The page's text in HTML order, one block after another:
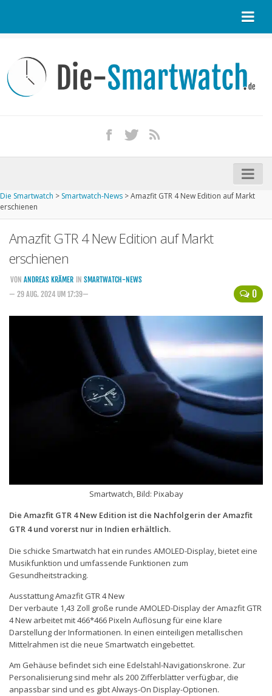
Kontakt / Tipp geben
Impressum
iPhone kaufen
Startseite
Kommende Smartwatches
Handytarife
BASE
Smartphonetarife
Datentarife
Smartphonetarife
Prepaid-Tarife
Mobilfunk-Tarifrechner
Die Smartwatch > Smartwatch-News >Amazfit GTR 4 New Edition auf Markt
erschienen
Amazfit GTR 4 New Edition auf Markt
erschienen
0
VON ANDREAS KRÄMER IN SMARTWATCH-NEWS
— 29 AUG. 2024 UM 17:39—
Smartwatch, Bild: Pixabay
Die Amazfit GTR 4 New Edition ist die Nachfolgerin der Amazfit
GTR 4 und vorerst nur in Indien erhältlich.
Die schicke Smartwatch hat ein rundes AMOLED-Display, bietet eine
Musikfunktion und umfassende Funktionen zum
Gesundheitstracking.
Ausstattung Amazfit GTR 4 New
Der verbaute 1,43 Zoll große runde AMOLED-Display der Amazfit GTR
4 New arbeitet mit 466*466 Pixeln Auflösung für eine klare
Darstellung der Informationen. In einen einteiligen metallischen
Mittelrahmen ist die neue Smartwatch eingebettet.
Am Gehäuse befindet sich eine Edelstahl-Navigationskrone. Zur
Personalisierung sind mehr als 200 Zifferblätter verfügbar, die
anpassbar sind und es gibt Always-On Display-Optionen.